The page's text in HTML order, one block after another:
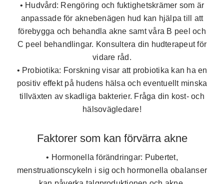
• Hudvård: Rengöring och fuktighetskrämer som är
anpassade för aknebenägen hud kan hjälpa till att
förebygga och behandla akne samt våra B peel och
C peel behandlingar. Konsultera din hudterapeut för
vidare råd.
• Probiotika: Forskning visar att probiotika kan ha en
positiv effekt på hudens hälsa och eventuellt minska
tillväxten av skadliga bakterier. Fråga din kost- och
hälsovägledare!
Faktorer som kan förvärra akne
• Hormonella förändringar: Pubertet,
menstruationscykeln i sig och hormonella obalanser